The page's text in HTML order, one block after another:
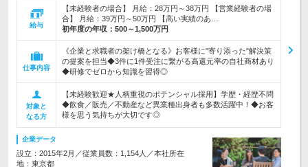
給与
【未経験者の場合】 月給：28万円～38万円 【営業経験者の場
合】 月給：39万円～50万円 【高い実績のあ…
初年度の年収： 500～1,500万円
仕事内容
《企業と求職者の架け橋となる》お客様に"寄り添った"解決策
の提案を担当◆3件に1件受注に繋がる高還元率の自社商材あり
◆研修でゼロから知識を習得◎
対象と
なる方
【未経験歓迎★人柄重視のポテンシャル採用】学歴・経歴不問
◆飲食／販売／不動産など異業種出身者も多数活躍中！◆お客
様を思う気持ちが大切です◎
企業データ
設立：2015年2月／従業員数：1,154人／本社所在
地：東京都